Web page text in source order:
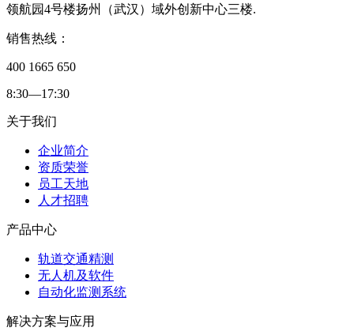
领航园4号楼扬州（武汉）域外创新中心三楼.
销售热线：
400 1665 650
8:30—17:30
关于我们
企业简介
资质荣誉
员工天地
人才招聘
产品中心
轨道交通精测
无人机及软件
自动化监测系统
解决方案与应用